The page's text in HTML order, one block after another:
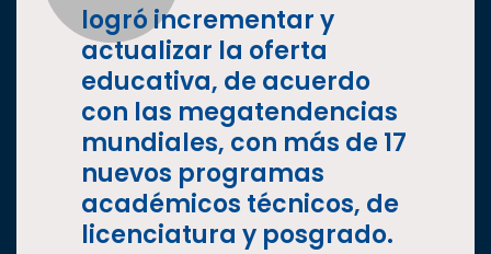
logró incrementar y
actualizar la oferta
educativa, de acuerdo
con las megatendencias
mundiales, con más de 17
nuevos programas
académicos técnicos, de
licenciatura y posgrado.